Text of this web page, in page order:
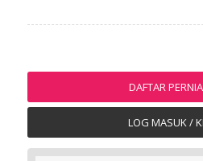
DAFTAR
LOG MASUK /